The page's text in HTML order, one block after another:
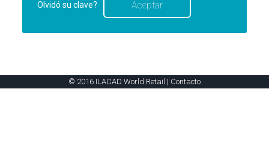
Olvidó su clave?
© 2016 ILACAD World Retail | Contacto